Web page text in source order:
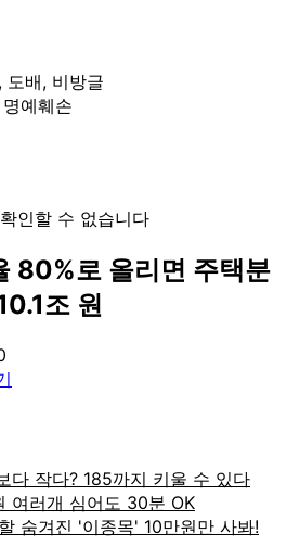
도배, 비방글
예훼손
인할 수 없습니다
80%로 올리면 주택분
조 원